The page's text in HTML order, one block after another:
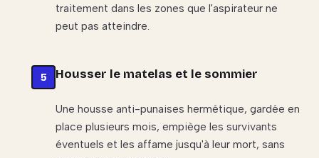
traitement dans les zones que l'aspirateur ne
peut pas atteindre.
Housser le matelas et le sommier
Une housse anti-punaises hermétique, gardée en
place plusieurs mois, empiège les survivants
éventuels et les affame jusqu'à leur mort, sans